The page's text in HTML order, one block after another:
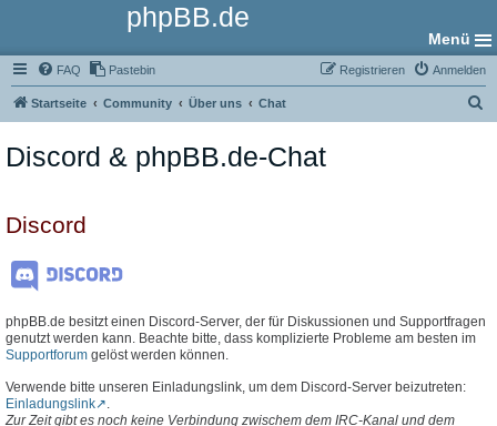
phpBB.de
Menü
FAQ Pastebin Anmelden
Registrieren
Startseite Community Über uns Chat
Discord & phpBB.de-Chat
Discord
phpBB.de besitzt einen Discord-Server, der für Diskussionen und Supportfragen
genutzt werden kann. Beachte bitte, dass komplizierte Probleme am besten im
Supportforum gelöst werden können.
Verwende bitte unseren Einladungslink, um dem Discord-Server beizutreten:
Einladungslink
.
Zur Zeit gibt es noch keine Verbindung zwischem dem IRC-Kanal und dem